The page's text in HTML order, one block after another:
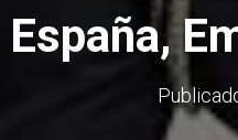
España,